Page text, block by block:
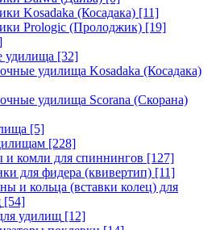
Kosadaka (Косадака) [11]
Prologic (Пролоджик) [19]
удилища [32]
удилища Kosadaka (Косадака)
удилища Scorana (Скорана)
[5]
[228]
и комли для спиннингов [127]
для фидера (квивертип) [11]
и кольца (вставки колец) для
[54]
удилищ [12]